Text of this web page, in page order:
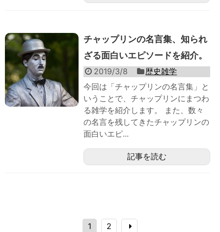
チャップリンの名言集、知られ
ざる面白いエピソードを紹介。
2019/3/8
歴史雑学
今回は「チャップリンの名言集」と
いうことで、チャップリンにまつわ
る雑学を紹介します。 また、数々
の名言を残してきたチャップリンの
面白いエピ...
記事を読む
1 2